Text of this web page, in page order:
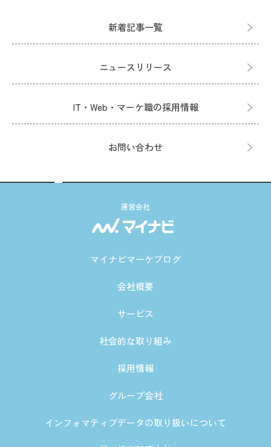
新着記事一覧
ニュースリリース
IT・Web・マーケ職の採用情報
お問い合わせ
運営会社
マイナビマーケブログ
会社概要
サービス
社会的な取り組み
採用情報
グループ会社
インフォマティブデータの取り扱いについて